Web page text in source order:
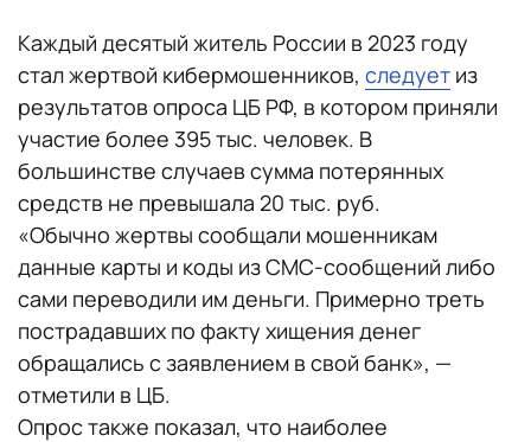
Каждый десятый житель России в 2023 году
стал жертвой кибермошенников, следует из
результатов опроса ЦБ РФ, в котором приняли
участие более 395 тыс. человек. В
большинстве случаев сумма потерянных
средств не превышала 20 тыс. руб.
«Обычно жертвы сообщали мошенникам
данные карты и коды из СМС-сообщений либо
сами переводили им деньги. Примерно треть
пострадавших по факту хищения денег
обращались с заявлением в свой банк», —
отметили в ЦБ.
Опрос также показал, что наиболее